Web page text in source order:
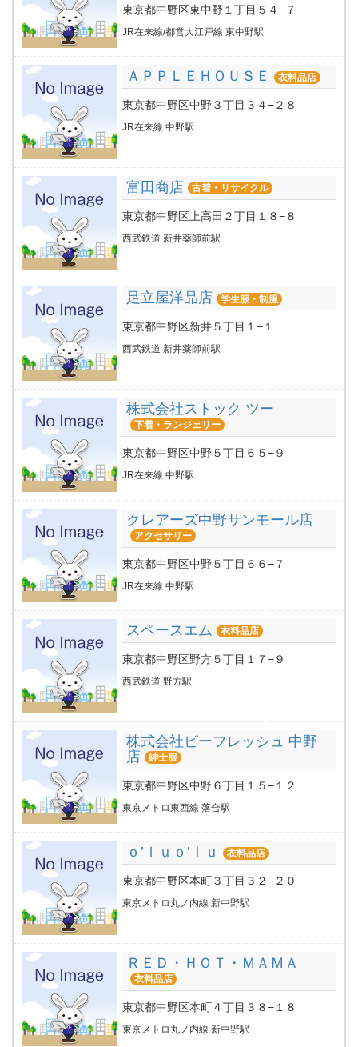
東京都中野区東中野１丁目５４−７
JR在来線/都営大江戸線 東中野駅
ＡＰＰＬＥＨＯＵＳＥ 衣料品店
東京都中野区中野３丁目３４−２８
JR在来線 中野駅
富田商店 古着・リサイクル
東京都中野区上高田２丁目１８−８
西武鉄道 新井薬師前駅
足立屋洋品店 学生服・制服
東京都中野区新井５丁目１−１
西武鉄道 新井薬師前駅
株式会社ストック ツー
下着・ランジェリー
東京都中野区中野５丁目６５−９
JR在来線 中野駅
クレアーズ中野サンモール店
アクセサリー
東京都中野区中野５丁目６６−７
JR在来線 中野駅
スペースエム 衣料品店
東京都中野区野方５丁目１７−９
西武鉄道 野方駅
株式会社ビーフレッシュ 中野
店
紳士服
東京都中野区中野６丁目１５−１２
東京メトロ東西線 落合駅
ｏ’ｌｕｏ’ｌｕ 衣料品店
東京都中野区本町３丁目３２−２０
東京メトロ丸ノ内線 新中野駅
ＲＥＤ・ＨＯＴ・ＭＡＭＡ
衣料品店
東京都中野区本町４丁目３８−１８
東京メトロ丸ノ内線 新中野駅